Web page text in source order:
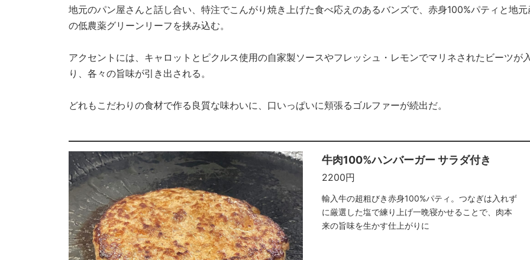
地元のパン屋さんと話し合い、特注でこんがり焼き上げた食べ応えのあるバンズで、赤身100%パティと地元
の低農薬グリーンリーフを挟み込む。
アクセントには、キャロットとピクルス使用の自家製ソースやフレッシュ・レモンでマリネされたビーツが
り、各々の旨味が引き出される。
どれもこだわりの食材で作る良質な味わいに、口いっぱいに頬張るゴルファーが続出だ。
牛肉100%ハンバーガー サラダ付き
2200円
輸入牛の超粗びき赤身100%パティ。つなぎは入れず
に厳選した塩で練り上げ一晩寝かせることで、肉本
来の旨味を生かす仕上がりに